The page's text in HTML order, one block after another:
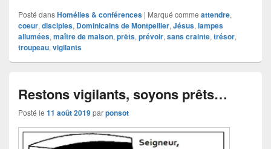
Posté dansHomélies & conférences | Marqué comme attendre,
coeur, disciples, Dominicains de Montpellier, Jésus, lampes
allumées, maître de maison, prêts, prévoir, sans crainte, trésor,
troupeau, vigilants
Restons vigilants, soyons prêts…
Posté le 11 août 2019parponsot